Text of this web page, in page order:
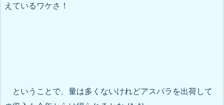
えているワケさ！
ということで、量は多くないけれどアスパラを出荷して